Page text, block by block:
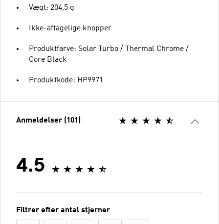
Vægt: 204,5 g
Ikke-aftagelige knopper
Produktfarve: Solar Turbo / Thermal Chrome /
Core Black
Produktkode: HP9971
Anmeldelser (101)
4.5
Filtrer efter antal stjerner